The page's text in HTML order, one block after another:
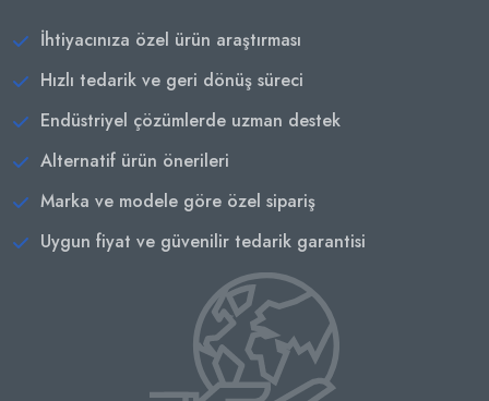
İhtiyacınıza özel ürün araştırması
Hızlı tedarik ve geri dönüş süreci
Endüstriyel çözümlerde uzman destek
Alternatif ürün önerileri
Marka ve modele göre özel sipariş
Uygun fiyat ve güvenilir tedarik garantisi